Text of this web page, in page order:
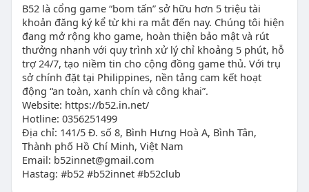
B52 là cổng game “bom tấn” sở hữu hơn 5 triệu tài
khoản đăng ký kể từ khi ra mắt đến nay. Chúng tôi hiện
đang mở rộng kho game, hoàn thiện bảo mật và rút
thưởng nhanh với quy trình xử lý chỉ khoảng 5 phút, hỗ
trợ 24/7, tạo niềm tin cho cộng đồng game thủ. Với trụ
sở chính đặt tại Philippines, nền tảng cam kết hoạt
động “an toàn, xanh chín và công khai”.
Website: https://b52.in.net/
Hotline: 0356251499
Địa chỉ: 141/5 Đ. số 8, Bình Hưng Hoà A, Bình Tân,
Thành phố Hồ Chí Minh, Việt Nam
Email: b52innet@gmail.com
Hastag: #b52 #b52innet #b52club